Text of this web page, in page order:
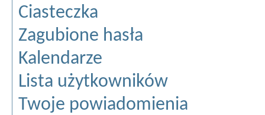
Ciasteczka
Zagubione hasła
Kalendarze
Lista użytkowników
Twoje powiadomienia